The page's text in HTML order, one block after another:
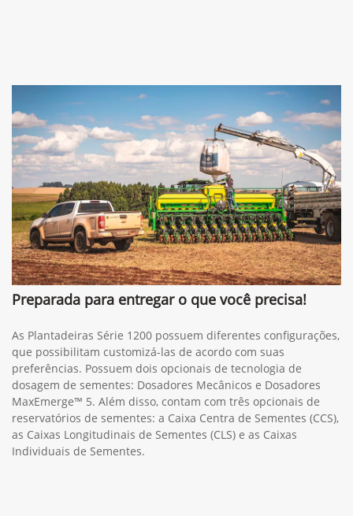
Preparada para entregar o que você precisa!
As Plantadeiras Série 1200 possuem diferentes configurações,
que possibilitam customizá-las de acordo com suas
preferências. Possuem dois opcionais de tecnologia de
dosagem de sementes: Dosadores Mecânicos e Dosadores
MaxEmerge™ 5. Além disso, contam com três opcionais de
reservatórios de sementes: a Caixa Centra de Sementes (CCS),
as Caixas Longitudinais de Sementes (CLS) e as Caixas
Individuais de Sementes.